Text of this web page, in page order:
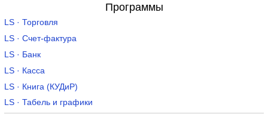
Программы
LS · Торговля
LS · Счет-фактура
LS · Банк
LS · Касса
LS · Книга (КУДиР)
LS · Табель и графики